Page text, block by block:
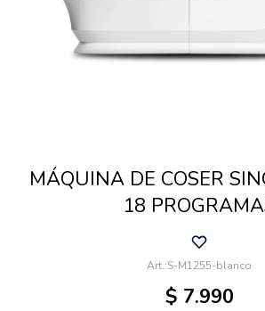
MÁQUINA DE COSER
18
S-M1255-blanco
$ 7.990
Electrodomésticos
Aire libre y Jardín